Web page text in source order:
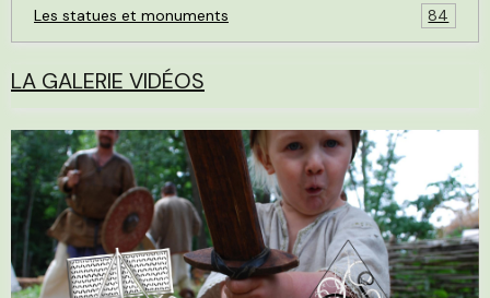
Les statues et monuments 84
LA GALERIE VIDÉOS